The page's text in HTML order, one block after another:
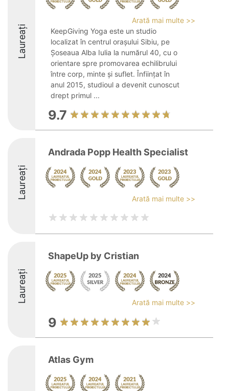
Laureați
Arată mai multe >>
KeepGiving Yoga este un studio
localizat în centrul orașului Sibiu, pe
Șoseaua Alba Iulia la numărul 40, cu o
orientare spre promovarea echilibrului
între corp, minte și suflet. Înființat în
anul 2015, studioul a devenit cunoscut
drept primul ...
9.7
Laureați
Andrada Popp Health Specialist
Arată mai multe >>
Laureați
ShapeUp by Cristian
Arată mai multe >>
9
Atlas Gym